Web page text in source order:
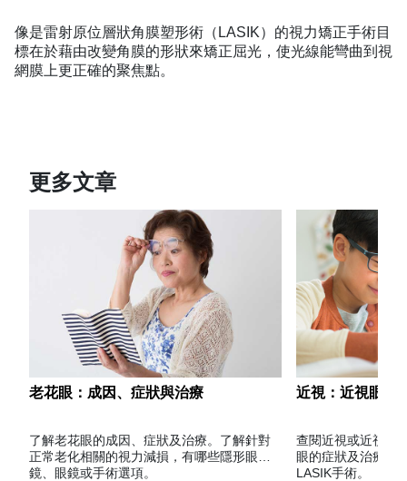
像是雷射原位層狀角膜塑形術（LASIK）的視力矯正手術目
標在於藉由改變角膜的形狀來矯正屈光，使光線能彎曲到視
網膜上更正確的聚焦點。
更多文章
老花眼：成因、症狀與治療
了解老花眼的成因、症狀及治療。了解針對
正常老化相關的視力減損，有哪些隱形眼
鏡、眼鏡或手術選項。
近視：近視眼的
查閱近視或近視眼
眼的症狀及治療，
LASIK手術。